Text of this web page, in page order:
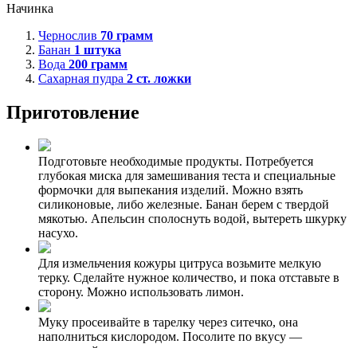
Начинка
Чернослив 70 грамм
Банан 1 штука
Вода 200 грамм
Сахарная пудра 2 ст. ложки
Приготовление
Подготовьте необходимые продукты. Потребуется
глубокая миска для замешивания теста и специальные
формочки для выпекания изделий. Можно взять
силиконовые, либо железные. Банан берем с твердой
мякотью. Апельсин сполоснуть водой, вытереть шкурку
насухо.
Для измельчения кожуры цитруса возьмите мелкую
терку. Сделайте нужное количество, и пока отставьте в
сторону. Можно использовать лимон.
Муку просеивайте в тарелку через ситечко, она
наполниться кислородом. Посолите по вкусу —